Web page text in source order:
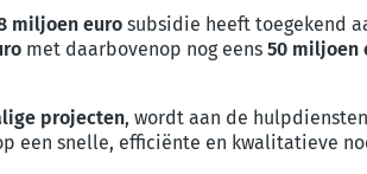
miljoen euro subsidie heeft toegekend
met daarbovenop nog eens 50 miljoen
projecten, wordt aan de
een snelle, efficiënte en kwalitatieve